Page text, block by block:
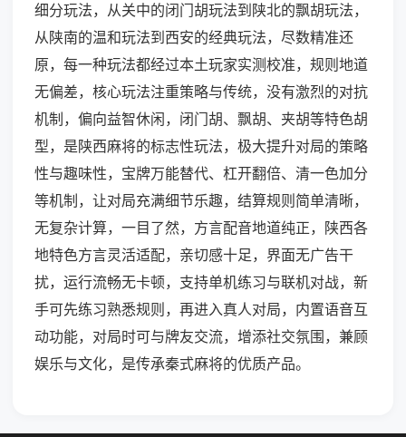
细分玩法，从关中的闭门胡玩法到陕北的飘胡玩法，
从陕南的温和玩法到西安的经典玩法，尽数精准还
原，每一种玩法都经过本土玩家实测校准，规则地道
无偏差，核心玩法注重策略与传统，没有激烈的对抗
机制，偏向益智休闲，闭门胡、飘胡、夹胡等特色胡
型，是陕西麻将的标志性玩法，极大提升对局的策略
性与趣味性，宝牌万能替代、杠开翻倍、清一色加分
等机制，让对局充满细节乐趣，结算规则简单清晰，
无复杂计算，一目了然，方言配音地道纯正，陕西各
地特色方言灵活适配，亲切感十足，界面无广告干
扰，运行流畅无卡顿，支持单机练习与联机对战，新
手可先练习熟悉规则，再进入真人对局，内置语音互
动功能，对局时可与牌友交流，增添社交氛围，兼顾
娱乐与文化，是传承秦式麻将的优质产品。